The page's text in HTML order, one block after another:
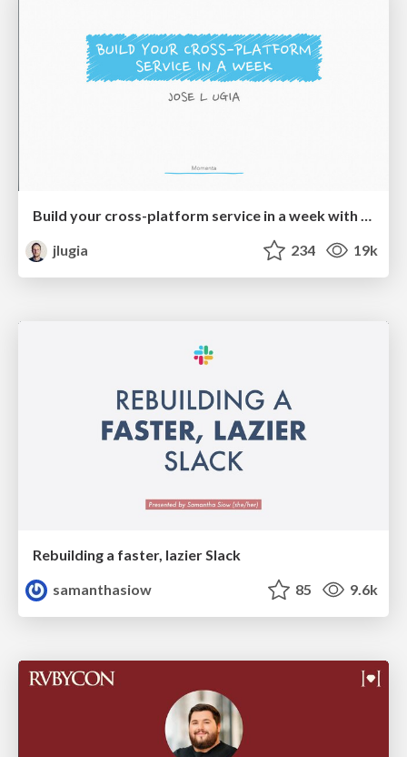
Build your cross-platform service in a week with App Engine
jlugia
234 19k
Rebuilding a faster, lazier Slack
samanthasiow
85 9.6k